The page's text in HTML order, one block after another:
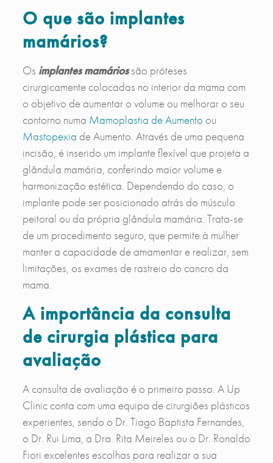
O que são implantes
mamários?
Os implantes mamáriossão próteses
cirurgicamente colocadas no interior da mama com
o objetivo de aumentar o volume ou melhorar o seu
contorno numa Mamoplastia de Aumento ou
Mastopexia de Aumento. Através de uma pequena
incisão, é inserido um implante flexível que projeta a
glândula mamária, conferindo maior volume e
harmonização estética. Dependendo do caso, o
implante pode ser posicionado atrás do músculo
peitoral ou da própria glândula mamária. Trata-se
de um procedimento seguro, que permite à mulher
manter a capacidade de amamentar e realizar, sem
limitações, os exames de rastreio do cancro da
mama.
A importância da consulta
de cirurgia plástica para
avaliação
A consulta de avaliação é o primeiro passo. A Up
Clinic conta com uma equipa de cirurgiões plásticos
experientes, sendo o Dr. Tiago Baptista Fernandes,
o Dr. Rui Lima, a Dra. Rita Meireles ou o Dr. Ronaldo
Fiori excelentes escolhas para realizar a sua